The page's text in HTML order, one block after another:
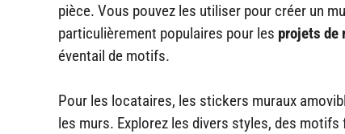
pièce. Vous pouvez les utiliser pour créer un
particulièrement populaires pour les projets de
éventail de motifs.
Pour les locataires, les stickers muraux
les murs. Explorez les divers styles, des